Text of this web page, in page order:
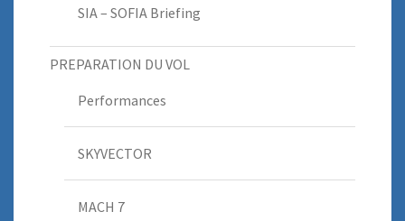
SIA – SOFIA Briefing
PREPARATION DU VOL
Performances
SKYVECTOR
MACH 7